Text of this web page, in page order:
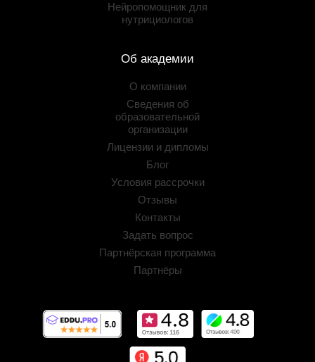
Нейропомощник для
нутрициологов
Об академии
О компании
Сведения об
образовательной
организации
Лицензии и дипломы
Блог
Условия рассрочки
Отзывы
Контакты
Задать вопрос
Партнёрская программа
Партнёры